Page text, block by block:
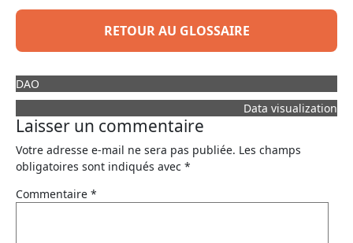
RETOUR AU GLOSSAIRE
DAO
Data visualization
Laisser un commentaire
Votre adresse e-mail ne sera pas publiée. Les champs
obligatoires sont indiqués avec *
Commentaire *